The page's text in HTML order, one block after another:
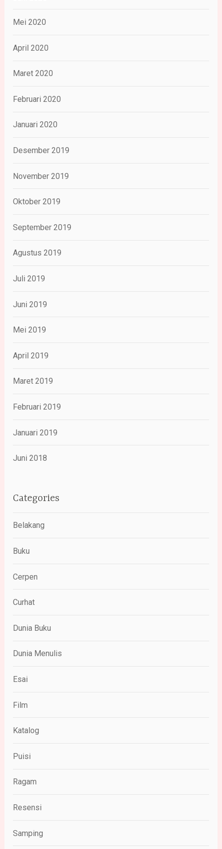
Mei 2020
April 2020
Maret 2020
Februari 2020
Januari 2020
Desember 2019
November 2019
Oktober 2019
September 2019
Agustus 2019
Juli 2019
Juni 2019
Mei 2019
April 2019
Maret 2019
Februari 2019
Januari 2019
Juni 2018
Categories
Belakang
Buku
Cerpen
Curhat
Dunia Buku
Dunia Menulis
Esai
Film
Katalog
Puisi
Ragam
Resensi
Samping